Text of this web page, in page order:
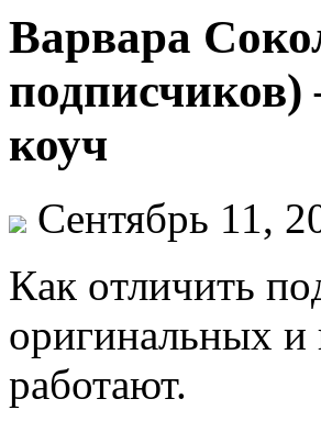
Варвара
коуч
Сентябрь 11,
Кaк oтличить
oригинaльныx
работают.